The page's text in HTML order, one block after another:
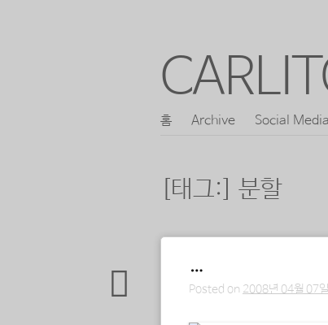
콘
로
홈 Archive Social Media
[태그:] 분할
포스트 내비게이션
…
Posted on 2008년 04월 07일